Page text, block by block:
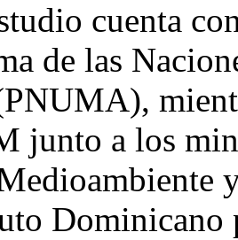
cuenta
de las
junto a los
Dominicano